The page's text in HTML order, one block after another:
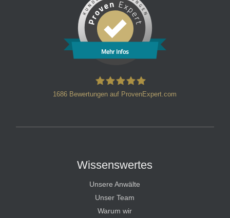
Mehr Infos
1686 Bewertungen auf ProvenExpert.com
Wissenswertes
Unsere Anwälte
Unser Team
Warum wir